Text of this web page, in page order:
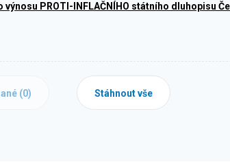
výnosu PROTI-INFLAČNÍHO státního dluhopisu
(0) Stáhnout vše